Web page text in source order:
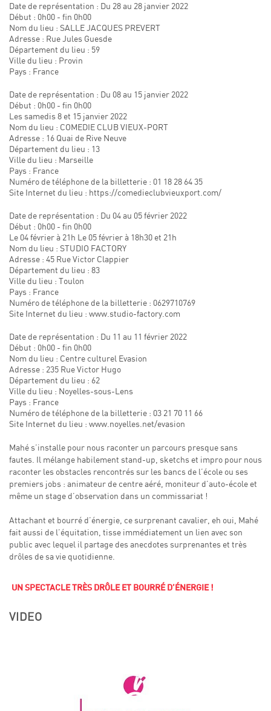
Date de représentation : Du 28 au 28 janvier 2022
Début : 0h00 - fin 0h00
Nom du lieu : SALLE JACQUES PREVERT
Adresse : Rue Jules Guesde
Département du lieu : 59
Ville du lieu : Provin
Pays : France
Date de représentation : Du 08 au 15 janvier 2022
Début : 0h00 - fin 0h00
Les samedis 8 et 15 janvier 2022
Nom du lieu : COMEDIE CLUB VIEUX-PORT
Adresse : 16 Quai de Rive Neuve
Département du lieu : 13
Ville du lieu : Marseille
Pays : France
Numéro de téléphone de la billetterie : 01 18 28 64 35
Site Internet du lieu : https://comedieclubvieuxport.com/
Date de représentation : Du 04 au 05 février 2022
Début : 0h00 - fin 0h00
Le 04 février à 21h Le 05 février à 18h30 et 21h
Nom du lieu : STUDIO FACTORY
Adresse : 45 Rue Victor Clappier
Département du lieu : 83
Ville du lieu : Toulon
Pays : France
Numéro de téléphone de la billetterie : 0629710769
Site Internet du lieu : www.studio-factory.com
Date de représentation : Du 11 au 11 février 2022
Début : 0h00 - fin 0h00
Nom du lieu : Centre culturel Evasion
Adresse : 235 Rue Victor Hugo
Département du lieu : 62
Ville du lieu : Noyelles-sous-Lens
Pays : France
Numéro de téléphone de la billetterie : 03 21 70 11 66
Site Internet du lieu : www.noyelles.net/evasion
Mahé s’installe pour nous raconter un parcours presque sans
fautes. Il mélange habilement stand-up, sketchs et impro pour nous
raconter les obstacles rencontrés sur les bancs de l’école ou ses
premiers jobs : animateur de centre aéré, moniteur d’auto-école et
même un stage d’observation dans un commissariat !
Attachant et bourré d’énergie, ce surprenant cavalier, eh oui, Mahé
fait aussi de l’équitation, tisse immédiatement un lien avec son
public avec lequel il partage des anecdotes surprenantes et très
drôles de sa vie quotidienne.
UN SPECTACLE TRÈS DRÔLE ET BOURRÉ D’ÉNERGIE !
VIDEO